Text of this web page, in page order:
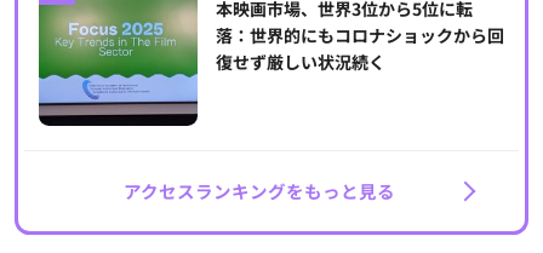
本映画市場、世界3位から5位に転
落：世界的にもコロナショックから回
復せず厳しい状況続く
アクセスランキングをもっと見る